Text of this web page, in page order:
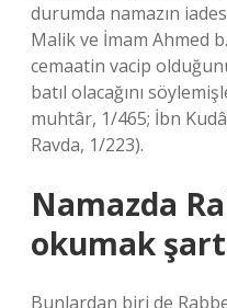
durumda namazın
Malik ve İmam Ahmed
cemaatin vacip
batıl olacağını
muhtâr, 1/465; İbn
Ravda, 1/223).
Namazda
okumak şart
Bunlardan biri de